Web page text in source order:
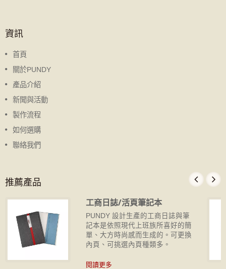
資訊
首頁
關於PUNDY
產品介紹
新聞與活動
製作流程
如何選購
聯絡我們
推薦產品
工商日誌/活頁筆記本
PUNDY 設計生產的工商日誌與筆
記本是依照現代上班族所喜好的簡
單、大方時尚感而生成的。可更換
內頁、可挑選內頁種類多。
閱讀更多